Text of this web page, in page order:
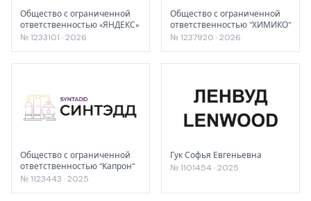
Общество с ограниченной
ответственностью «ЯНДЕКС»
№ 1233101 · 2026
Общество с ограниченной
ответственностью "ХИМИКО"
№ 1237920 · 2026
Общество с ограниченной
ответственностью "Капрон"
№ 1123443 · 2025
Гук Софья Евгеньевна
№ 1101454 · 2025